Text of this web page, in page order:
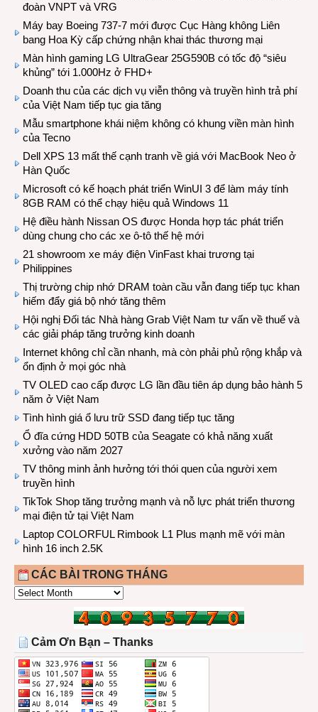
đoàn VNPT và VRG
Máy bay Boeing 737-7 mới được Cục Hàng không Liên
bang Hoa Kỳ cấp chứng nhận khai thác thương mại
Màn hình gaming LG UltraGear 25G590B có tốc độ “siêu
khủng” tới 1.000Hz ở FHD+
Doanh thu của các dịch vụ viễn thông và truyền hình trả phí
của Việt Nam tiếp tục gia tăng
Mẫu smartphone khái niệm không có khung viền màn hình
của Tecno
Dell XPS 13 mất thế cạnh tranh về giá với MacBook Neo ở
Hàn Quốc
Microsoft có kế hoạch phát triển WinUI 3 để làm máy tính
8GB RAM có thể chạy hiệu quả Windows 11
Hệ điều hành Nissan OS được Honda hợp tác phát triển
dùng chung cho các xe ô-tô thế hệ mới
21 showroom xe máy điện VinFast khai trương tại
Philippines
Thị trường chip nhớ DRAM toàn cầu vẫn đang tiếp tục khan
hiếm đẩy giá bộ nhớ tăng thêm
Hội nghị Đối tác Nhà hàng Grab Việt Nam tư vấn về thuế và
các giải pháp tăng trưởng kinh doanh
Internet không chỉ cần nhanh, mà còn phải phủ rộng khắp và
ổn định ở mọi góc nhà
TV OLED cao cấp được LG lần đầu tiên áp dụng bảo hành 5
năm ở Việt Nam
Tình hình giá ổ lưu trữ SSD đang tiếp tục tăng
Ổ đĩa cứng HDD 50TB của Seagate có khả năng xuất
xưởng vào năm 2027
TV thông minh ảnh hưởng tới thói quen của người xem
truyền hình
TikTok Shop tăng trưởng mạnh và nỗ lực phát triển thương
mại điện tử tại Việt Nam
Laptop COLORFUL Rimbook L1 Plus mạnh mẽ với màn
hình 16 inch 2.5K
CÁC BÀI TRONG THÁNG
CÁC
THÁNG
Cảm Ơn Bạn – Thanks